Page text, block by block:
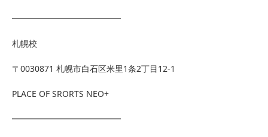
━━━━━━━━━━━━━
札幌校
〒0030871 札幌市白石区米里1条2丁目12-1
PLACE OF SRORTS NEO+
━━━━━━━━━━━━━